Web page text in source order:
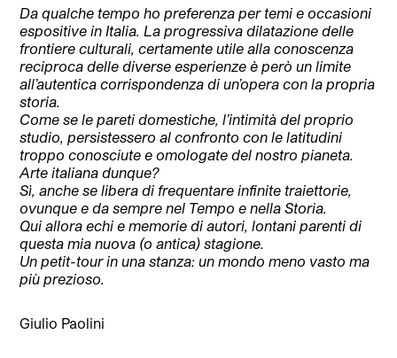
Da qualche tempo ho preferenza per temi e occasioni
espositive in Italia. La progressiva dilatazione delle
frontiere culturali, certamente utile alla conoscenza
reciproca delle diverse esperienze è però un limite
all’autentica corrispondenza di un’opera con la propria
storia.
Come se le pareti domestiche, l’intimità del proprio
studio, persistessero al confronto con le latitudini
troppo conosciute e omologate del nostro pianeta.
Arte italiana dunque?
Sì, anche se libera di frequentare infinite traiettorie,
ovunque e da sempre nel Tempo e nella Storia.
Qui allora echi e memorie di autori, lontani parenti di
questa mia nuova (o antica) stagione.
Un petit-tour in una stanza: un mondo meno vasto ma
più prezioso.
Giulio Paolini